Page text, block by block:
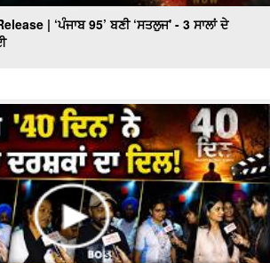
| ‘ਪੰਜਾਬ 95’ ਬਣੀ ‘ਸਤਲੁਜ' - 3 ਸਾਲਾਂ ਦੇ